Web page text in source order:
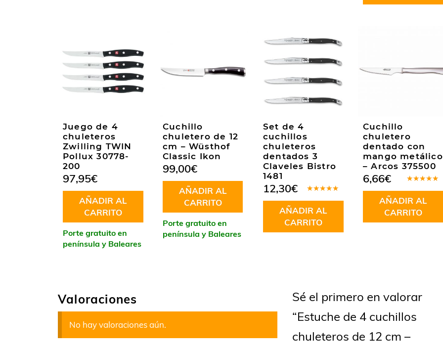
Juego de 4
chuleteros
Zwilling TWIN
Pollux 30778-
200
97,95€
AÑADIR AL
CARRITO
Porte gratuito en
península y Baleares
Cuchillo
chuletero de 12
cm – Wüsthof
Classic Ikon
99,00€
AÑADIR AL
CARRITO
Porte gratuito en
península y Baleares
Set de 4
cuchillos
chuleteros
dentados 3
Claveles Bistro
1481
en5.00de
5
12,30€
AÑADIR AL
CARRITO
Cuchillo
chuletero
dentado con
mango metálico
– Arcos 375500
en5.00de
5
6,66€
AÑADIR AL
CARRITO
Valoraciones
No hay valoraciones aún.
Sé el primero en valorar
“Estuche de 4 cuchillos
chuleteros de 12 cm –